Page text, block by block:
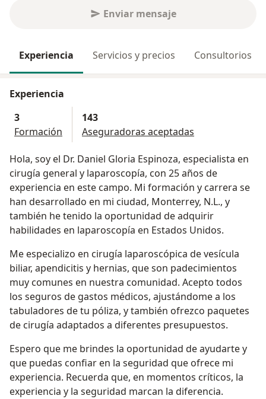
Enviar mensaje
Experiencia Servicios y precios Consultorios
Experiencia
3
Formación
143
Aseguradoras aceptadas
Hola, soy el Dr. Daniel Gloria Espinoza, especialista en
cirugía general y laparoscopía, con 25 años de
experiencia en este campo. Mi formación y carrera se
han desarrollado en mi ciudad, Monterrey, N.L., y
también he tenido la oportunidad de adquirir
habilidades en laparoscopía en Estados Unidos.
Me especializo en cirugía laparoscópica de vesícula
biliar, apendicitis y hernias, que son padecimientos
muy comunes en nuestra comunidad. Acepto todos
los seguros de gastos médicos, ajustándome a los
tabuladores de tu póliza, y también ofrezco paquetes
de cirugía adaptados a diferentes presupuestos.
Espero que me brindes la oportunidad de ayudarte y
que puedas confiar en la seguridad que ofrece mi
experiencia. Recuerda que, en momentos críticos, la
experiencia y la seguridad marcan la diferencia.